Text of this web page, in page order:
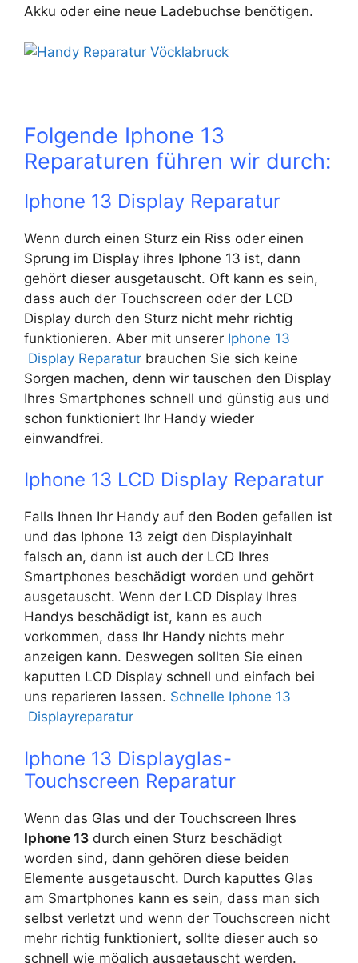
Akku oder eine neue Ladebuchse benötigen.
Folgende Iphone 13
Reparaturen führen wir durch:
Iphone 13 Display Reparatur
Wenn durch einen Sturz ein Riss oder einen
Sprung im Display ihres Iphone 13 ist, dann
gehört dieser ausgetauscht. Oft kann es sein,
dass auch der Touchscreen oder der LCD
Display durch den Sturz nicht mehr richtig
funktionieren. Aber mit unserer Iphone 13
Display Reparatur brauchen Sie sich keine
Sorgen machen, denn wir tauschen den Display
Ihres Smartphones schnell und günstig aus und
schon funktioniert Ihr Handy wieder
einwandfrei.
Iphone 13 LCD Display Reparatur
Falls Ihnen Ihr Handy auf den Boden gefallen ist
und das Iphone 13 zeigt den Displayinhalt
falsch an, dann ist auch der LCD Ihres
Smartphones beschädigt worden und gehört
ausgetauscht. Wenn der LCD Display Ihres
Handys beschädigt ist, kann es auch
vorkommen, dass Ihr Handy nichts mehr
anzeigen kann. Deswegen sollten Sie einen
kaputten LCD Display schnell und einfach bei
uns reparieren lassen. Schnelle Iphone 13
Displayreparatur
Iphone 13 Displayglas-
Touchscreen Reparatur
Wenn das Glas und der Touchscreen Ihres
Iphone 13 durch einen Sturz beschädigt
worden sind, dann gehören diese beiden
Elemente ausgetauscht. Durch kaputtes Glas
am Smartphones kann es sein, dass man sich
selbst verletzt und wenn der Touchscreen nicht
mehr richtig funktioniert, sollte dieser auch so
schnell wie möglich ausgetauscht werden.